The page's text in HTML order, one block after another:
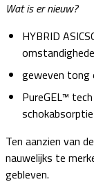
Wat is er nieuw?
HYBRID
geweven tong
PureGEL™
schokabsorptie
Ten aanzien van
nauwelijks te
gebleven.